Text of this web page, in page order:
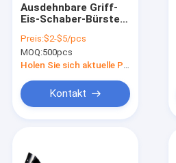
Ausdehnbare Griff-
Eis-Schaber-Bürste
Entfernen
Preis:$2-$5/pcs
MOQ:500pcs
Kontakt